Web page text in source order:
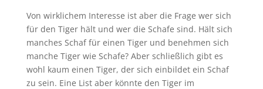
Von wirklichem Interesse ist aber die Frage wer sich
für den Tiger hält und wer die Schafe sind. Hält sich
manches Schaf für einen Tiger und benehmen sich
manche Tiger wie Schafe? Aber schließlich gibt es
wohl kaum einen Tiger, der sich einbildet ein Schaf
zu sein. Eine List aber könnte den Tiger im